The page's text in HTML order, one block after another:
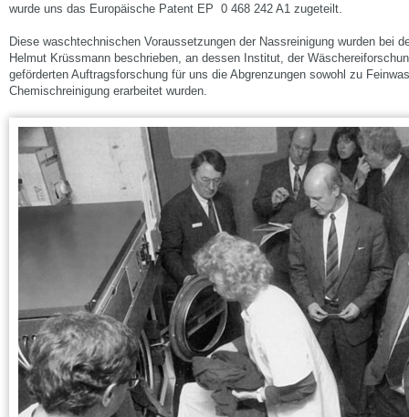
wurde uns das Europäische Patent EP 0 468 242 A1 zugeteilt.
Diese waschtechnischen Voraussetzungen der Nassreinigung wurden bei
Helmut Krüssmann beschrieben, an dessen Institut, der
geförderten Auftragsforschung für uns die Abgrenzungen sowohl zu
Chemischreinigung erarbeitet wurden.